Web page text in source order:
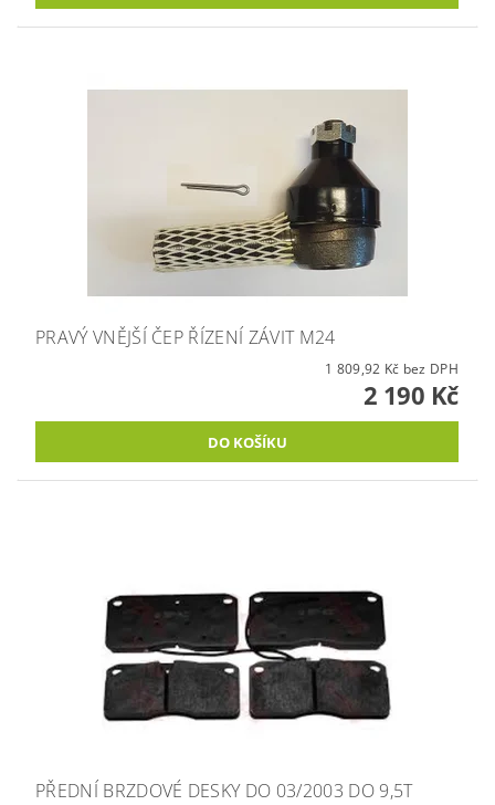
PRAVÝ VNĚJŠÍ ČEP ŘÍZENÍ ZÁVIT M24
1 809,92 Kč bez DPH
2 190 Kč
PŘEDNÍ BRZDOVÉ DESKY DO 03/2003 DO 9,5T